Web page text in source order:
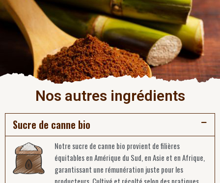
Nos autres ingrédients
Sucre de canne bio
Notre sucre de canne bio provient de filières
équitables en Amérique du Sud, en Asie et en Afrique,
garantissant une rémunération juste pour les